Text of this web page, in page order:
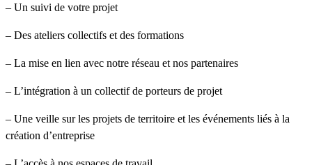
– Un suivi de votre projet
– Des ateliers collectifs et des formations
– La mise en lien avec notre réseau et nos partenaires
– L’intégration à un collectif de porteurs de projet
– Une veille sur les projets de territoire et les événements liés à la
création d’entreprise